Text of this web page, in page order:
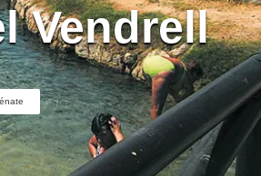
Vendrell